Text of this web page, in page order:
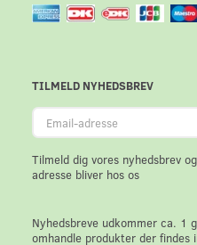
TILMELD NYHEDSBREV
Email-
adresse
Tilmeld dig vores nyhedsbrev
adresse bliver hos os
Nyhedsbreve udkommer ca. 1
omhandle produkter der findes